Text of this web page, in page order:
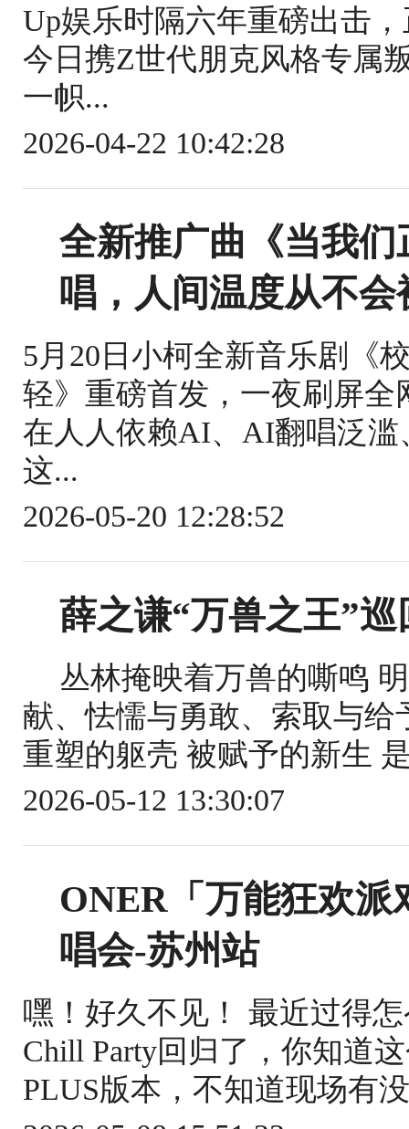
Up娱乐时隔六年重磅出击
今日携Z世代朋克风格专属
一帜...
2026-04-22 10:42:28
全新推广曲《当我
唱，人间温度从不会
5月20日小柯全新音乐剧《
轻》重磅首发，一夜刷屏
在人人依赖AI、AI翻唱泛
这...
2026-05-20 12:28:52
薛之谦“万兽之王”
丛林掩映着万兽的嘶鸣
献、怯懦与勇敢、索取与
重塑的躯壳 被赋予的新生
2026-05-12 13:30:07
ONER「万能狂欢
唱会-苏州站
嘿！好久不见！ 最近过得
Chill Party回归了，你知道
PLUS版本，不知道现场有